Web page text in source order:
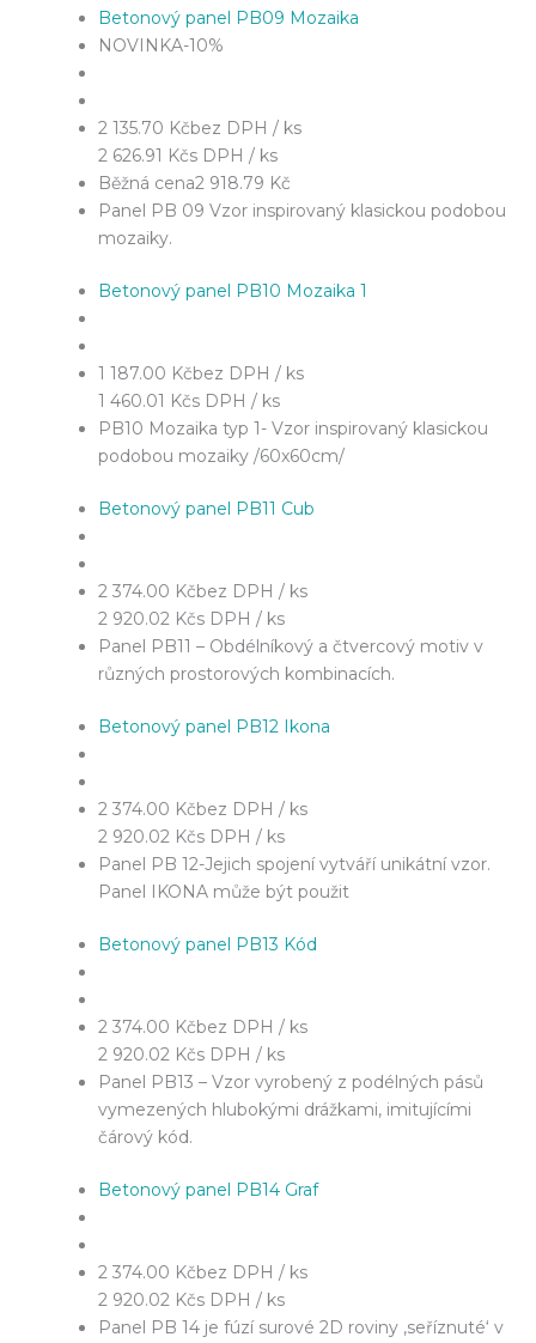
Betonový panel PB09 Mozaika
NOVINKA-10%
2 135.70 Kčbez DPH / ks
2 626.91 Kčs DPH / ks
Běžná cena2 918.79 Kč
Panel PB 09 Vzor inspirovaný klasickou podobou
mozaiky.
Betonový panel PB10 Mozaika 1
1 187.00 Kčbez DPH / ks
1 460.01 Kčs DPH / ks
PB10 Mozaika typ 1- Vzor inspirovaný klasickou
podobou mozaiky /60x60cm/
Betonový panel PB11 Cub
2 374.00 Kčbez DPH / ks
2 920.02 Kčs DPH / ks
Panel PB11 – Obdélníkový a čtvercový motiv v
různých prostorových kombinacích.
Betonový panel PB12 Ikona
2 374.00 Kčbez DPH / ks
2 920.02 Kčs DPH / ks
Panel PB 12-Jejich spojení vytváří unikátní vzor.
Panel IKONA může být použit
Betonový panel PB13 Kód
2 374.00 Kčbez DPH / ks
2 920.02 Kčs DPH / ks
Panel PB13 – Vzor vyrobený z podélných pásů
vymezených hlubokými drážkami, imitujícími
čárový kód.
Betonový panel PB14 Graf
2 374.00 Kčbez DPH / ks
2 920.02 Kčs DPH / ks
Panel PB 14 je fúzí surové 2D roviny ‚seříznuté‘ v